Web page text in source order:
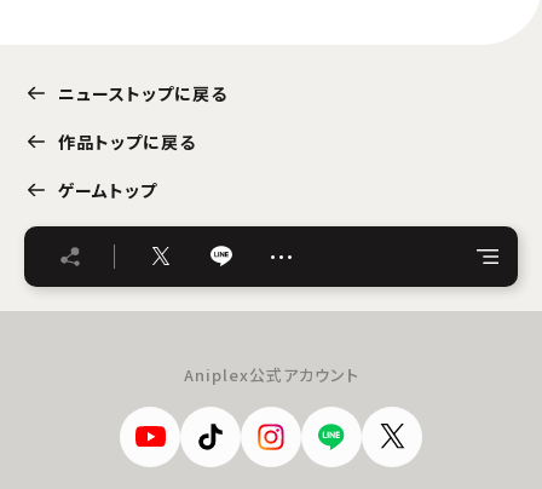
ニューストップに戻る
作品トップに戻る
ゲームトップ
…
Aniplex公式アカウント